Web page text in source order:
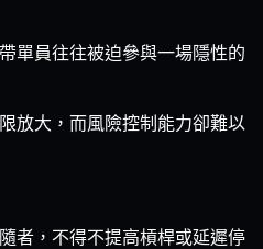
單員往往被迫參與一場隱性的
放大，而風險控制能力卻難以
者，不得不提高槓桿或延遲停